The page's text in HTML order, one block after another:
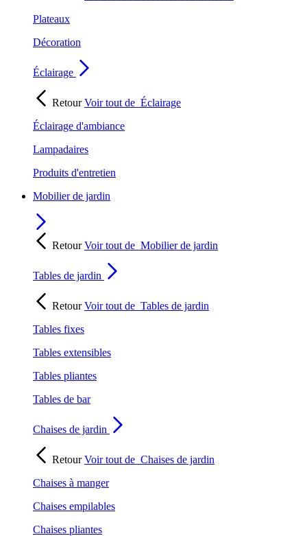
Plateaux
Décoration
Éclairage
RetourVoir tout de Éclairage
Éclairage d'ambiance
Lampadaires
Produits d'entretien
Mobilier de jardin
RetourVoir tout de Mobilier de jardin
Tables de jardin
RetourVoir tout de Tables de jardin
Tables fixes
Tables extensibles
Tables pliantes
Tables de bar
Chaises de jardin
RetourVoir tout de Chaises de jardin
Chaises à manger
Chaises empilables
Chaises pliantes